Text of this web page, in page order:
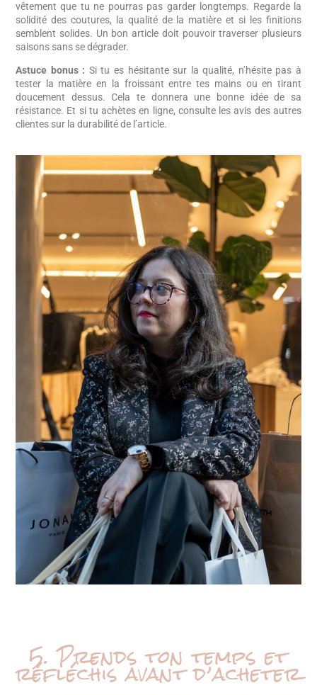
vêtement que tu ne pourras pas garder longtemps. Regarde la
solidité des coutures, la qualité de la matière et si les finitions
semblent solides. Un bon article doit pouvoir traverser plusieurs
saisons sans se dégrader.
Astuce bonus : Si tu es hésitante sur la qualité, n’hésite pas à
tester la matière en la froissant entre tes mains ou en tirant
doucement dessus. Cela te donnera une bonne idée de sa
résistance. Et si tu achètes en ligne, consulte les avis des autres
clientes sur la durabilité de l’article.
5. Prends ton temps et
réfléchis avant d’acheter